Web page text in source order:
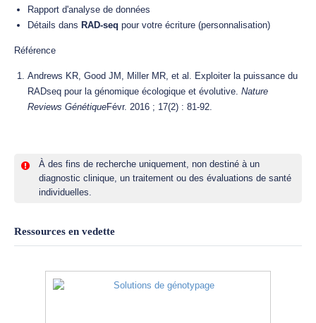
Rapport d'analyse de données
Détails dans RAD-seq pour votre écriture (personnalisation)
Référence
Andrews KR, Good JM, Miller MR, et al. Exploiter la puissance du
RADseq pour la génomique écologique et évolutive. Nature
Reviews GénétiqueFévr. 2016 ; 17(2) : 81-92.
À des fins de recherche uniquement, non destiné à un
diagnostic clinique, un traitement ou des évaluations de santé
individuelles.
Ressources en vedette